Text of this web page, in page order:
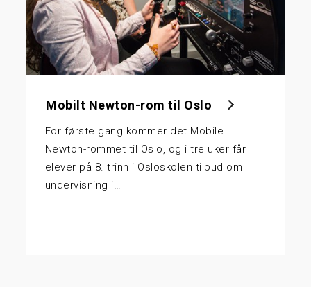
Mobilt Newton-rom til Oslo
For første gang kommer det Mobile
Newton-rommet til Oslo, og i tre uker får
elever på 8. trinn i Osloskolen tilbud om
undervisning i…